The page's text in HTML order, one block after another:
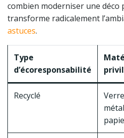
combien moderniser une déco
transforme radicalement
astuces.
Type
d’écoresponsabilité
Recyclé